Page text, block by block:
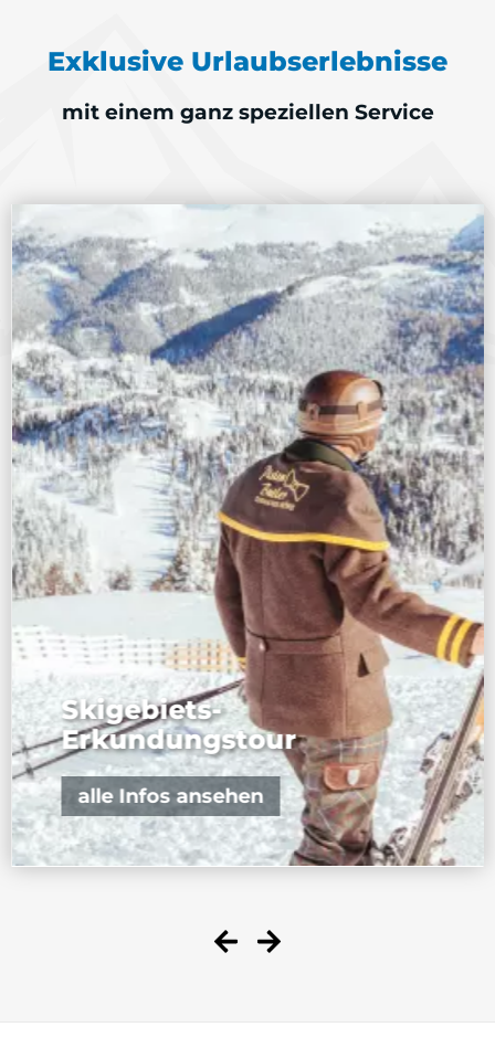
Exklusive Urlaubserlebnisse
mit einem ganz speziellen Service
Skigebiets-
Erkundungstour
alle Infos ansehen